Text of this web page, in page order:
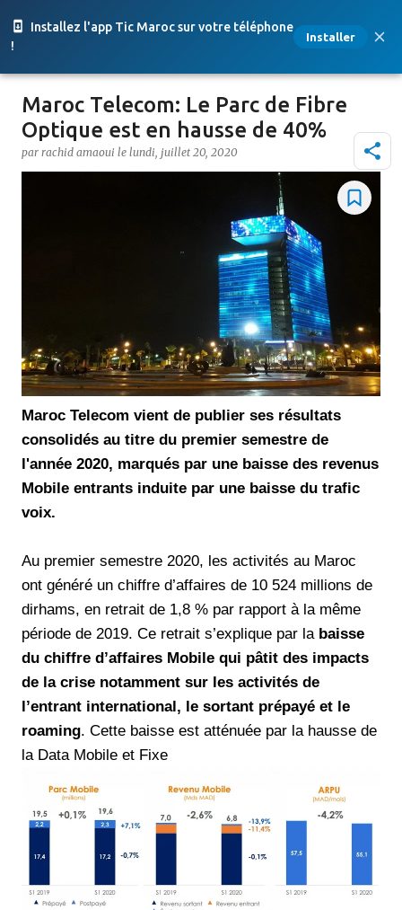
Installez l'app Tic Maroc sur votre téléphone
!
Installer
Accéder au contenu principal
Maroc Telecom: Le Parc de Fibre
Optique est en hausse de 40%
par rachid amaoui le lundi, juillet 20, 2020
Maroc Telecom vient de publier ses résultats
consolidés au titre du premier semestre de
l'année 2020, marqués par une baisse des revenus
Mobile entrants induite par une baisse du trafic
voix.
Au premier semestre 2020, les activités au Maroc
ont généré un chiffre d’affaires de 10 524 millions de
dirhams, en retrait de 1,8 % par rapport à la même
période de 2019. Ce retrait s’explique par la baisse
du chiffre d’affaires Mobile qui pâtit des impacts
de la crise notamment sur les activités de
l’entrant international, le sortant prépayé et le
roaming. Cette baisse est atténuée par la hausse de
la Data Mobile et Fixe